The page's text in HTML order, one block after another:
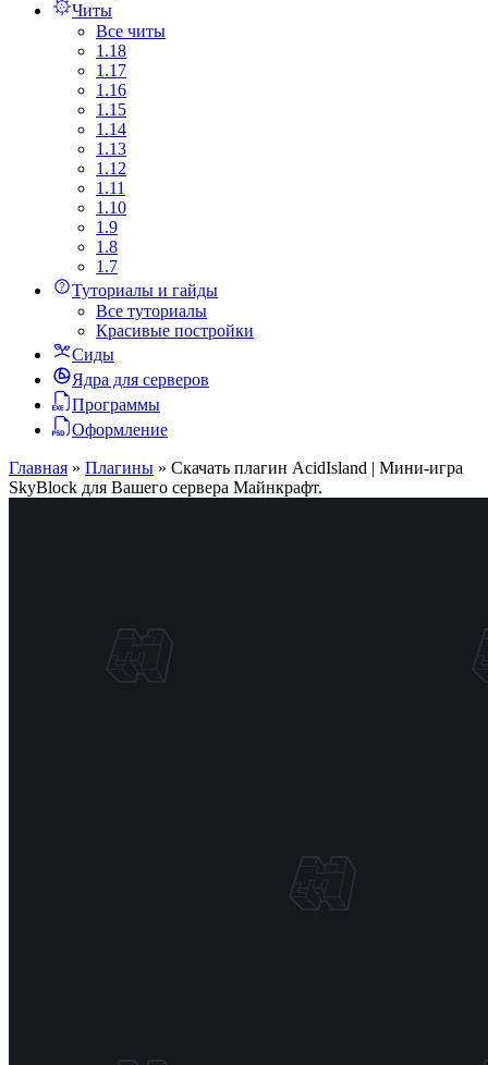
Читы
Все читы
1.18
1.17
1.16
1.15
1.14
1.13
1.12
1.11
1.10
1.9
1.8
1.7
Туториалы и гайды
Все туториалы
Красивые постройки
Сиды
Ядра для серверов
Программы
Оформление
Главная » Плагины » Скачать плагин AcidIsland | Мини-игра
SkyBlock для Вашего сервера Майнкрафт.